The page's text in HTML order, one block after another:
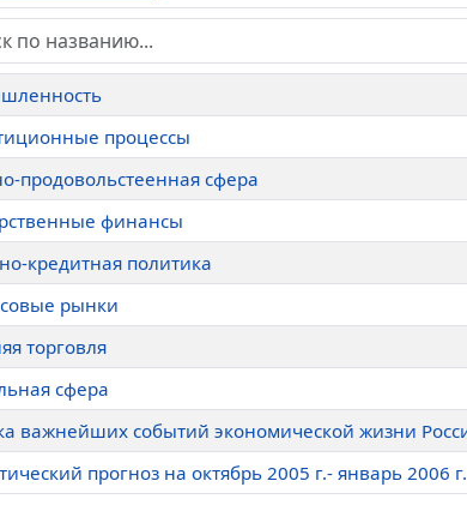
процессы
продовольстеенная сфера
финансы
кредитная политика
рынки
торговля
сфера
важнейших событий экономической жизни
прогноз на октябрь 2005 г.- январь 2006 г.